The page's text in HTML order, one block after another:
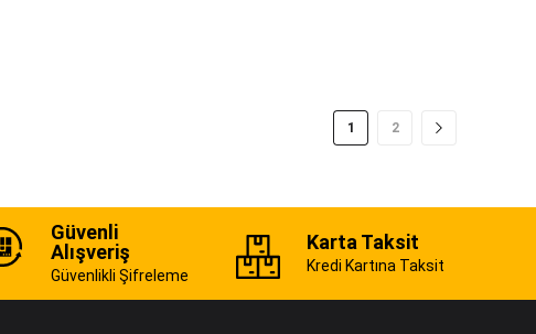
1 2
Güvenli
Alışveriş
Güvenlikli Şifreleme
Karta Taksit
Kredi Kartına Taksit